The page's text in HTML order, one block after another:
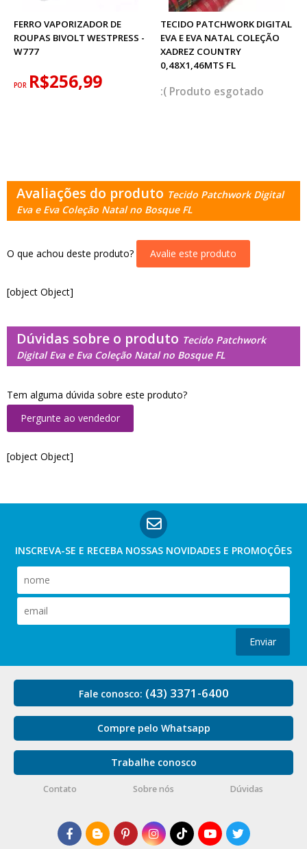
FERRO VAPORIZADOR DE
ROUPAS BIVOLT WESTPRESS -
W777
POR R$256,99
TECIDO PATCHWORK DIGITAL
EVA E EVA NATAL COLEÇÃO
XADREZ COUNTRY
0,48X1,46MTS FL
esgotado
Avaliações do produto Tecido Patchwork Digital
Eva e Eva Coleção Natal no Bosque FL
O que achou deste produto? Avalie este produto
[object Object]
Dúvidas sobre o produto Tecido Patchwork
Digital Eva e Eva Coleção Natal no Bosque FL
Tem alguma dúvida sobre este produto?
Pergunte ao vendedor
[object Object]
INSCREVA-SE E RECEBA NOSSAS NOVIDADES E PROMOÇÕES
Enviar
Fale conosco: (43) 3371-6400
Compre pelo Whatsapp
Trabalhe conosco
Contato Sobre nós Dúvidas